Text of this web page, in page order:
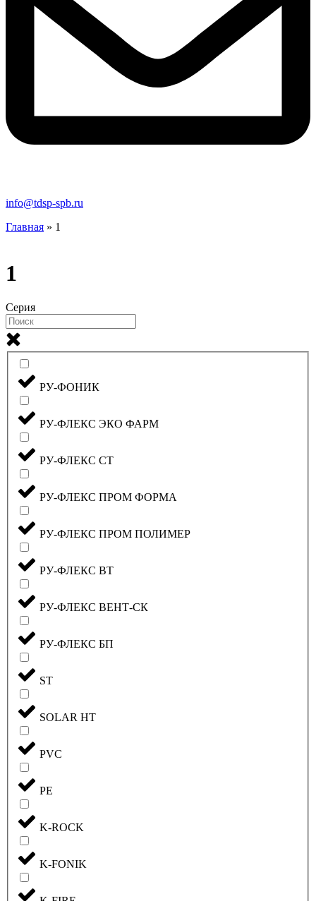
info@tdsp-spb.ru
Главная » 1
1
Серия
РУ-ФОНИК
РУ-ФЛЕКС ЭКО ФАРМ
РУ-ФЛЕКС СТ
РУ-ФЛЕКС ПРОМ ФОРМА
РУ-ФЛЕКС ПРОМ ПОЛИМЕР
РУ-ФЛЕКС ВТ
РУ-ФЛЕКС ВЕНТ-СК
РУ-ФЛЕКС БП
ST
SOLAR HT
PVC
PE
K-ROCK
K-FONIK